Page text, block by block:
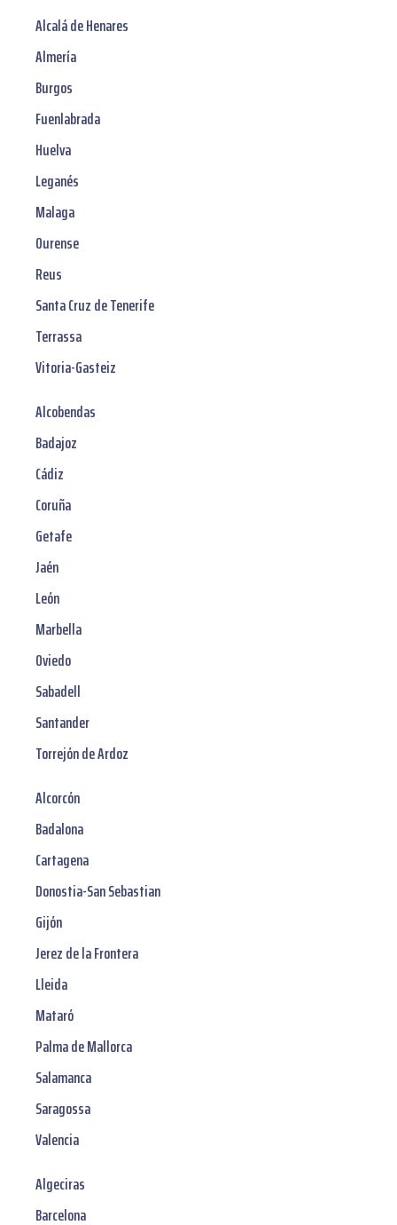
Alcalá de Henares
Almería
Burgos
Fuenlabrada
Huelva
Leganés
Malaga
Ourense
Reus
Santa Cruz de Tenerife
Terrassa
Vitoria-Gasteiz
Alcobendas
Badajoz
Cádiz
Coruña
Getafe
Jaén
León
Marbella
Oviedo
Sabadell
Santander
Torrejón de Ardoz
Alcorcón
Badalona
Cartagena
Donostia-San Sebastian
Gijón
Jerez de la Frontera
Lleida
Mataró
Palma de Mallorca
Salamanca
Saragossa
Valencia
Algeciras
Barcelona